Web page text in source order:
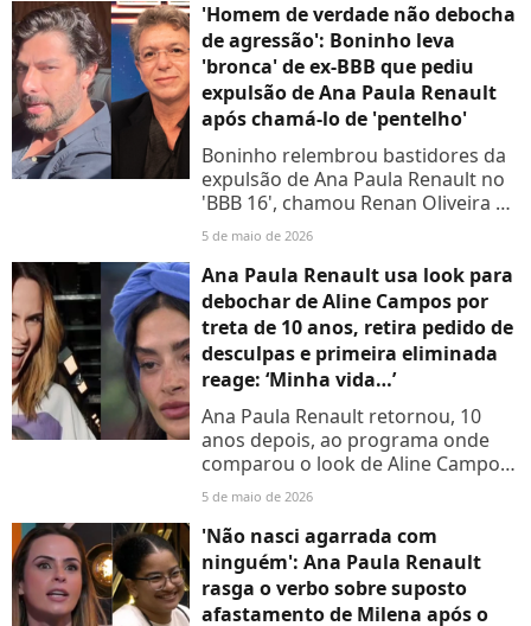
'Homem de verdade não debocha
de agressão': Boninho leva
'bronca' de ex-BBB que pediu
expulsão de Ana Paula Renault
após chamá-lo de 'pentelho'
Boninho relembrou bastidores da
expulsão de Ana Paula Renault no
'BBB 16', chamou Renan Oliveira de
'mala' e 'pentelho', e provocou
5 de maio de 2026
Ana Paula Renault usa look para
debochar de Aline Campos por
treta de 10 anos, retira pedido de
desculpas e primeira eliminada
reage: ‘Minha vida…’
Ana Paula Renault retornou, 10
anos depois, ao programa onde
comparou o look de Aline Campos
ao de uma ‘executiva de filme
5 de maio de 2026
'Não nasci agarrada com
ninguém': Ana Paula Renault
rasga o verbo sobre suposto
afastamento de Milena após o